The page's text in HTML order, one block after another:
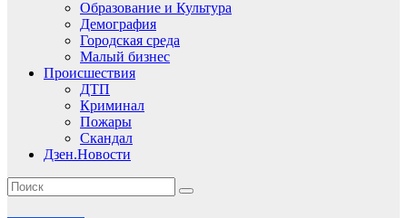
Образование и Культура
Демография
Городская среда
Малый бизнес
Происшествия
ДТП
Криминал
Пожары
Скандал
Дзен.Новости